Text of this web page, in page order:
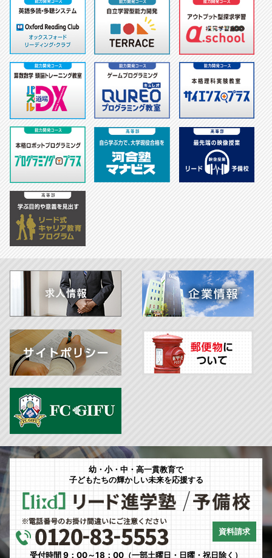
幼・小・中・高一貫教育で
子どもたちの輝かしい未来を応援する
資料請求
受付時間 9：00～18：00（一部土曜日・日曜・祝日除く）